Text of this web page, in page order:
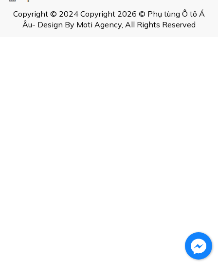
Copyright © 2024 Copyright 2026 © Phụ tùng Ô tô Á
Âu- Design By Moti Agency, All Rights Reserved